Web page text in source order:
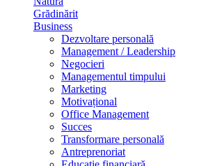
Grădinărit
Business
Dezvoltare personală
Management / Leadership
Negocieri
Managementul timpului
Marketing
Motivațional
Office Management
Succes
Transformare personală
Antreprenoriat